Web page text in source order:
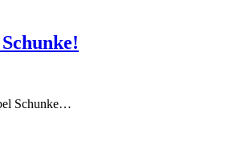
Schunke…